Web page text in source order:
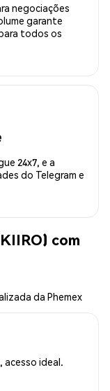
negociações
garante
todos os
24x7, e a
do Telegram e
com
da Phemex
acesso ideal.